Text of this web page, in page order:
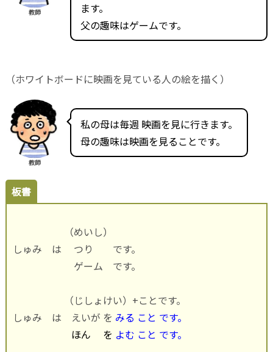
教師
ます。
父の趣味はゲームです。
（ホワイトボードに映画を見ている人の絵を描く）
教師
私の母は毎週 映画を見に行きます。
母の趣味は映画を見ることです。
板書
（めいし）
しゅみ は つり です。
ゲーム です。
（じしょけい）+ことです。
しゅみ は えいが を みる こと です。
ほん を よむ こと です。